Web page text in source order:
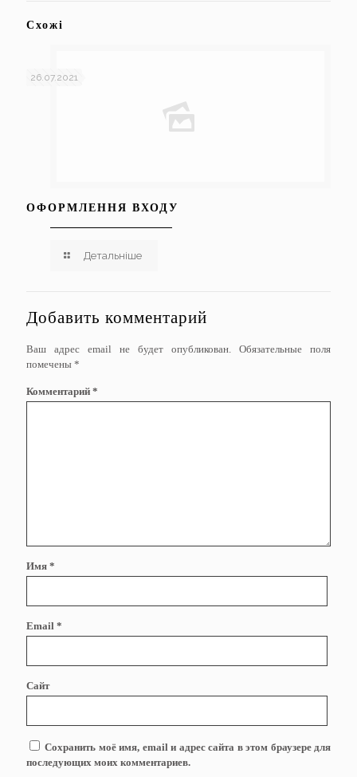
Схожі
26.07.2021
ОФОРМЛЕННЯ ВХОДУ
Детальніше
Добавить комментарий
Ваш адрес email не будет опубликован.
Обязательные поля
помечены *
Комментарий *
Имя *
Email *
Сайт
Сохранить моё имя, email и адрес сайта в этом браузере для
последующих моих комментариев.